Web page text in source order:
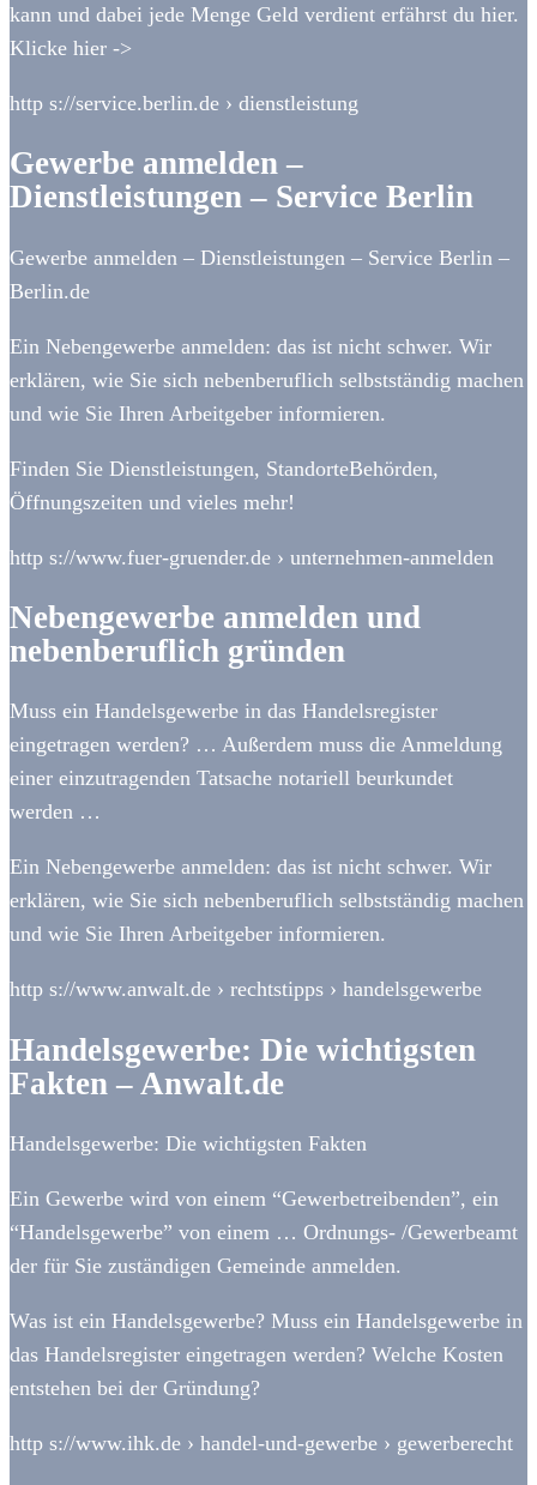
kann und dabei jede Menge Geld verdient erfährst du hier.
Klicke hier ->
http s://service.berlin.de › dienstleistung
Gewerbe anmelden –
Dienstleistungen – Service Berlin
Gewerbe anmelden – Dienstleistungen – Service Berlin –
Berlin.de
Ein Nebengewerbe anmelden: das ist nicht schwer. Wir
erklären, wie Sie sich nebenberuflich selbstständig machen
und wie Sie Ihren Arbeitgeber informieren.
Finden Sie Dienstleistungen, StandorteBehörden,
Öffnungszeiten und vieles mehr!
http s://www.fuer-gruender.de › unternehmen-anmelden
Nebengewerbe anmelden und
nebenberuflich gründen
Muss ein Handelsgewerbe in das Handelsregister
eingetragen werden? … Außerdem muss die Anmeldung
einer einzutragenden Tatsache notariell beurkundet
werden …
Ein Nebengewerbe anmelden: das ist nicht schwer. Wir
erklären, wie Sie sich nebenberuflich selbstständig machen
und wie Sie Ihren Arbeitgeber informieren.
http s://www.anwalt.de › rechtstipps › handelsgewerbe
Handelsgewerbe: Die wichtigsten
Fakten – Anwalt.de
Handelsgewerbe: Die wichtigsten Fakten
Ein Gewerbe wird von einem “Gewerbetreibenden”, ein
“Handelsgewerbe” von einem … Ordnungs- /Gewerbeamt
der für Sie zuständigen Gemeinde anmelden.
Was ist ein Handelsgewerbe? Muss ein Handelsgewerbe in
das Handelsregister eingetragen werden? Welche Kosten
entstehen bei der Gründung?
http s://www.ihk.de › handel-und-gewerbe › gewerberecht